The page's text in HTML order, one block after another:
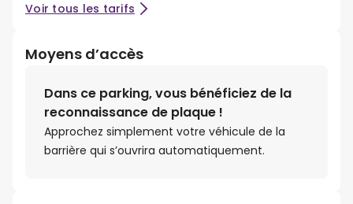
Voir tous les tarifs
Moyens d’accès
Dans ce parking, vous bénéficiez de la
reconnaissance de plaque !
Approchez simplement votre véhicule de la
barrière qui s’ouvrira automatiquement.